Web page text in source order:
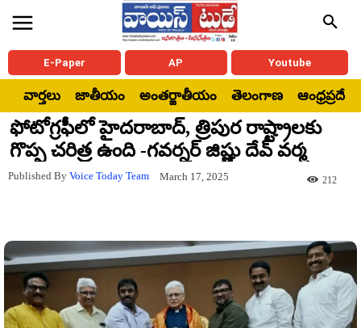
E-Paper AP Youtube
వార్తలు జాతీయం అంతర్జాతీయం తెలంగాణ ఆంధ్రప్రదేశ్
ఫోటోగ్రఫీలో హైదరాబాద్, త్రిపుర రాష్ట్రాలకు
గొప్ప చరిత్ర ఉంది -గవర్నర్ జిష్ణు దేవ్ వర్మ
Published By Voice Today Team March 17, 2025 212